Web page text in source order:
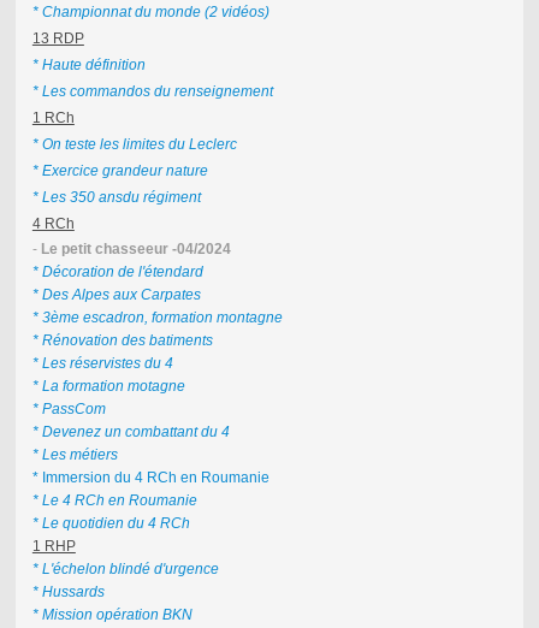
* Championnat du monde (2 vidéos)
13 RDP
* Haute définition
* Les commandos du renseignement
1 RCh
* On teste les limites du Leclerc
* Exercice grandeur nature
* Les 350 ansdu régiment
4 RCh
- Le petit chasseeur -04/2024
* Décoration de l'étendard
* Des Alpes aux Carpates
* 3ème escadron, formation montagne
* Rénovation des batiments
* Les réservistes du 4
* La formation motagne
* PassCom
* Devenez un combattant du 4
* Les métiers
* Immersion du 4 RCh en Roumanie
* Le 4 RCh en Roumanie
* Le quotidien du 4 RCh
1 RHP
* L'échelon blindé d'urgence
* Hussards
* Mission opération BKN